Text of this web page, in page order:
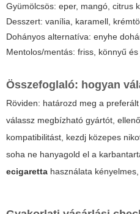
Gyümölcsös: eper, mangó, citrus
Desszert: vanília, karamell,
Dohányos alternatíva: enyhe
Mentolos/mentás: friss, könnyű
Összefoglaló: hogyan
Röviden: határozd meg a
válassz megbízható gyártót,
kompatibilitást, kezdj közepes
soha ne hanyagold el a
ecigaretta használata